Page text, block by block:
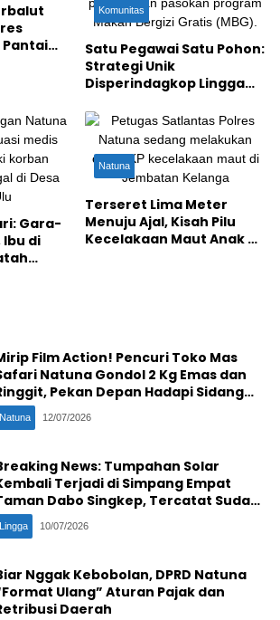
Komunitas
Satu Pegawai Satu Pohon:
Strategi Unik
Disperindagkop Lingga
Pangan & Pasokan MBG
Gara-
Ibu di
Natuna
Terseret Lima Meter
Menuju Ajal, Kisah Pilu
Kecelakaan Maut Anak di
Film Action! Pencuri Toko Mas
Natuna Gondol 2 Kg Emas dan
Pekan Depan Hadapi Sidang
Natuna 12/07/2026
News: Tumpahan Solar
Terjadi di Simpang Empat
Dabo Singkep, Tercatat Sudah
16 Kali
Lingga 10/07/2026
Nggak Kebobolan, DPRD Natuna
Ulang” Aturan Pajak dan
Daerah